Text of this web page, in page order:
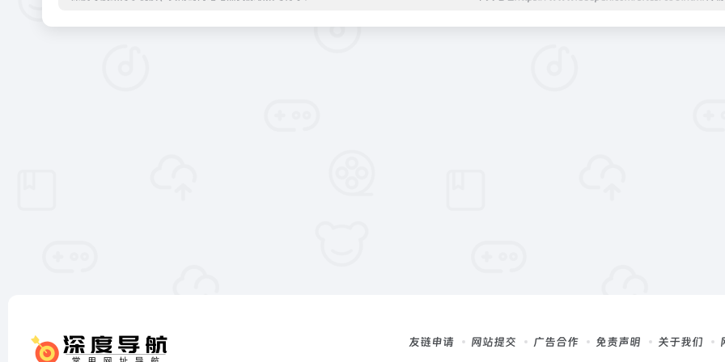
友链申请 网站提交 广告合作 免责声明 关于我们